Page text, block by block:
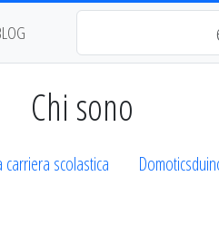
Chi sono
carriera scolastica